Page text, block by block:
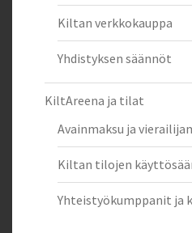
Kiltan verkkokauppa
Yhdistyksen säännöt
KiltAreena ja tilat
Avainmaksu ja
Kiltan tilojen
Yhteistyökumppanit ja